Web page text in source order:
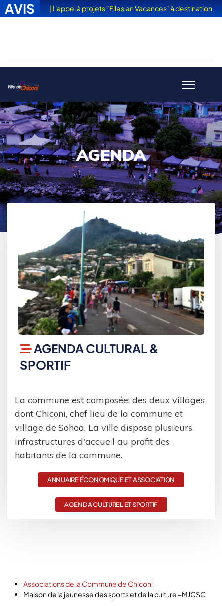
AGENDA
AGENDA CULTURAL &
SPORTIF
La commune est composée; des deux villages
dont Chiconi, chef lieu de la commune et
village de Sohoa. La ville dispose plusieurs
infrastructures d'accueil au profit des
habitants de la commune.
ANNUAIRE ÉCONOMIQUE ET ASSOCIATION
AGENDA CULTUREL ET SPORTIF
Associations de la Commune de Chiconi
Maison de la jeunesse des sports et de la culture –MJCSC
AVIS
| L'appel à projets "Elles en Vacances" à destination